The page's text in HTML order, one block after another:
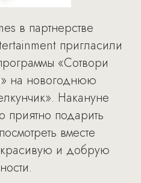
в партнерстве
пригласили
«Сотвори
на новогоднюю
Накануне
приятно подарить
вместе
красивую и добрую